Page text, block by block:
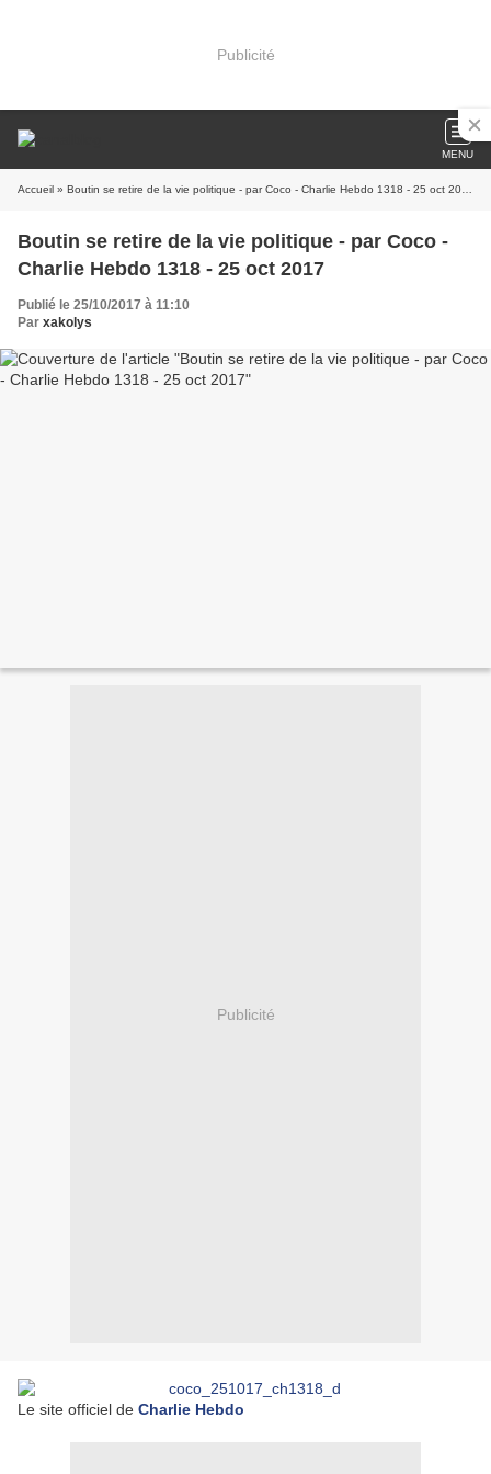
Publicité
MENU
Accueil » Boutin se retire de la vie politique - par Coco - Charlie Hebdo 1318 - 25 oct 2017
Boutin se retire de la vie politique - par Coco -
Charlie Hebdo 1318 - 25 oct 2017
Publié le 25/10/2017 à 11:10
Par xakolys
Publicité
Le site officiel de Charlie Hebdo